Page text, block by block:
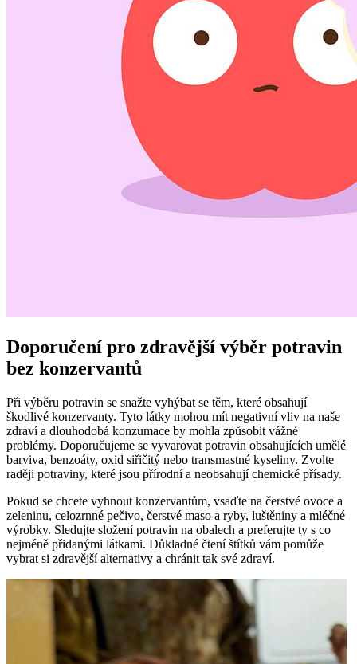
Doporučení pro zdravější výběr potravin
bez konzervantů
Při výběru potravin se snažte vyhýbat se těm, které obsahují
škodlivé konzervanty. Tyto látky mohou mít negativní vliv na naše
zdraví a dlouhodobá konzumace by mohla způsobit vážné
problémy. Doporučujeme se vyvarovat potravin obsahujících umělé
barviva, benzoáty, oxid siřičitý nebo transmastné kyseliny. Zvolte
raději potraviny, které jsou přírodní a neobsahují chemické přísady.
Pokud se chcete vyhnout konzervantům, vsaďte na čerstvé ovoce a
zeleninu, celozrnné pečivo, čerstvé maso a ryby, luštěniny a mléčné
výrobky. Sledujte složení potravin na obalech a preferujte ty s co
nejméně přidanými látkami. Důkladné čtení štítků vám pomůže
vybrat si zdravější alternativy a chránit tak své zdraví.